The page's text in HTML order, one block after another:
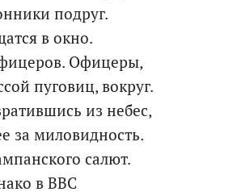
подруг.
в окно.
Офицеры,
пуговиц, вокруг.
из небес,
за миловидность.
салют.
в ВВС